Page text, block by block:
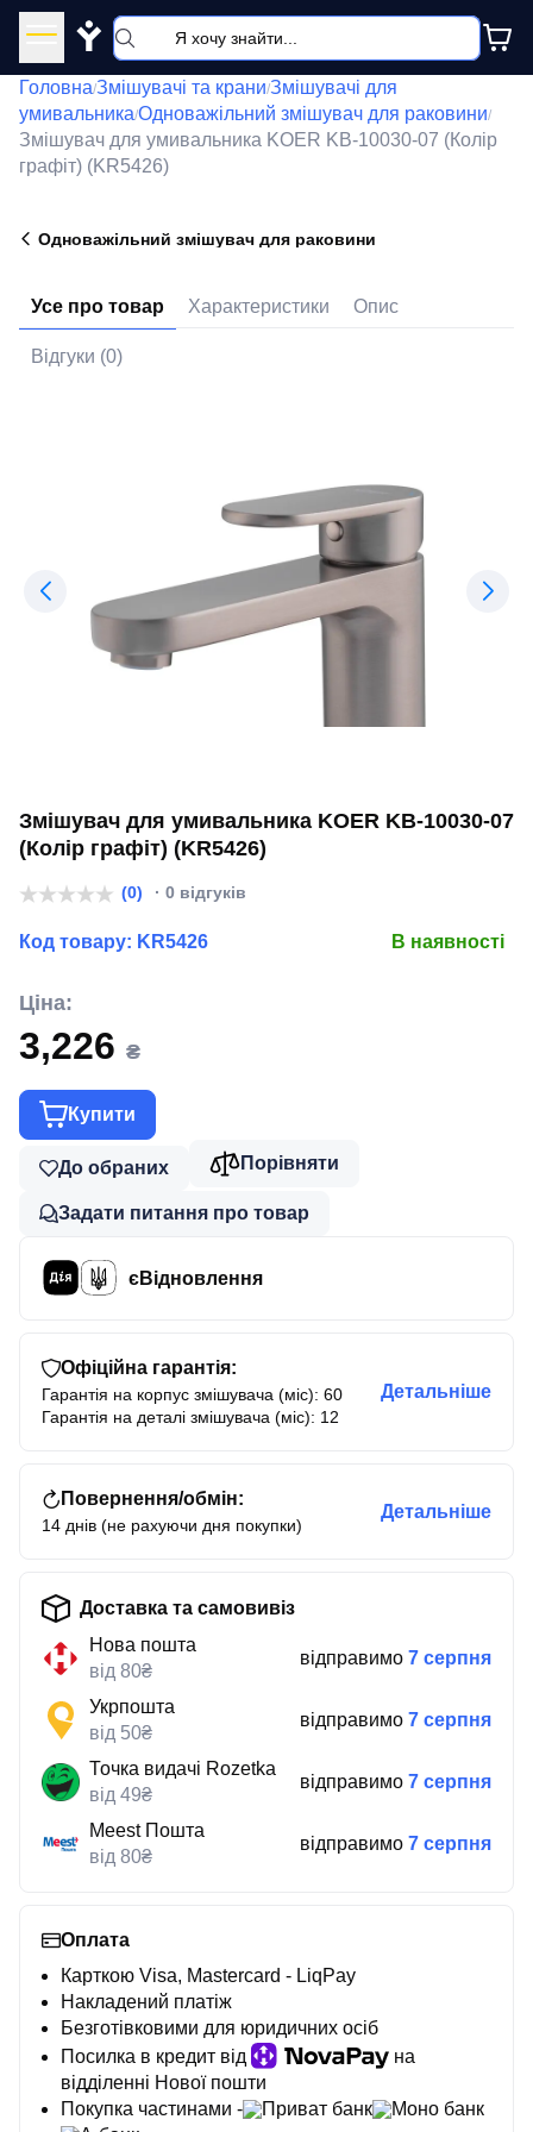
Y
Головна/Змішувачі та крани/Змішувачі для
умивальника/Одноважільний змішувач для раковини/
Змішувач для умивальника KOER KB-10030-07 (Колір
графіт) (KR5426)
Одноважільний змішувач для раковини
Усе про товар Характеристики Опис
Відгуки (0)
Змішувач для умивальника KOER KB-10030-07
(Колір графіт) (KR5426)
(0) · 0 відгуків
Код товару: KR5426 В наявності
Ціна:
3,226 ₴
Купити
До обраних Порівняти
Задати питання про товар
єВідновлення
Офіційна гарантія:
Гарантія на корпус змішувача (міс): 60
Гарантія на деталі змішувача (міс): 12
Детальніше
Повернення/обмін:
14 днів (не рахуючи дня покупки)
Детальніше
Доставка та самовивіз
Нова пошта
від 80₴
відправимо 7 серпня
Укрпошта
від 50₴
відправимо 7 серпня
Точка видачі Rozetka
від 49₴
відправимо 7 серпня
Meest Пошта
від 80₴
відправимо 7 серпня
Оплата
Карткою Visa, Mastercard - LiqPay
Накладений платіж
Безготівковими для юридичних осіб
Посилка в кредит від
на
відділенні Нової пошти
Покупка частинами -
Приват банк
Моно банк